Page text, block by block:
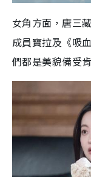
女角方面，唐三
成員寶拉及《吸
們都是美貌備受